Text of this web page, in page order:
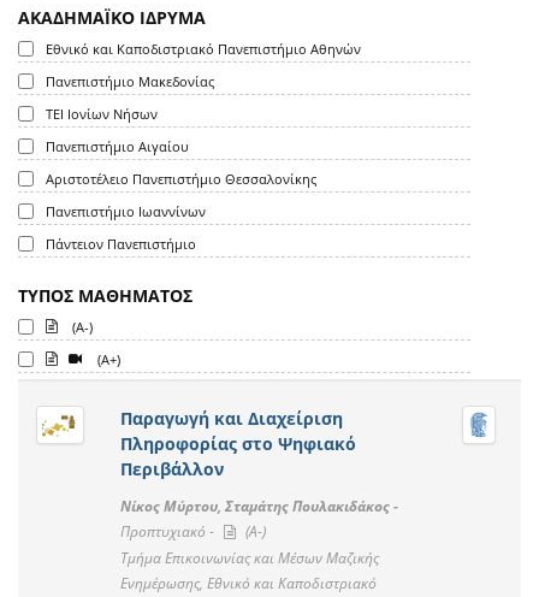
ΑΚΑΔΗΜΑΪΚΟ ΙΔΡΥΜΑ
Εθνικό και Καποδιστριακό Πανεπιστήμιο Αθηνών
Πανεπιστήμιο Μακεδονίας
ΤΕΙ Ιονίων Νήσων
Πανεπιστήμιο Αιγαίου
Αριστοτέλειο Πανεπιστήμιο Θεσσαλονίκης
Πανεπιστήμιο Ιωαννίνων
Πάντειον Πανεπιστήμιο
ΤΥΠΟΣ ΜΑΘΗΜΑΤΟΣ
(A-)
(A+)
Παραγωγή και Διαχείριση
Πληροφορίας στο Ψηφιακό
Περιβάλλον
Νίκος Μύρτου, Σταμάτης Πουλακιδάκος -
Προπτυχιακό -
(A-)
Τμήμα Επικοινωνίας και Μέσων Μαζικής
Ενημέρωσης, Εθνικό και Καποδιστριακό